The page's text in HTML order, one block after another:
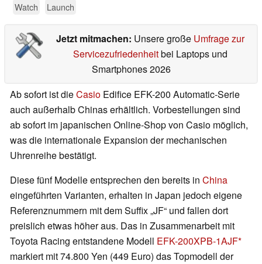
Watch Launch
Jetzt mitmachen: Unsere große Umfrage zur
Servicezufriedenheitbei Laptops und
Smartphones 2026
Ab sofort ist dieCasio Edifice EFK-200 Automatic-Serie
auch außerhalb Chinas erhältlich. Vorbestellungen sind
ab sofort im japanischen Online-Shop von Casio möglich,
was die internationale Expansion der mechanischen
Uhrenreihe bestätigt.
Diese fünf Modelle entsprechen den bereits in China
eingeführten Varianten, erhalten in Japan jedoch eigene
Referenznummern mit dem Suffix „JF“ und fallen dort
preislich etwas höher aus. Das in Zusammenarbeit mit
Toyota Racing entstandene Modell EFK-200XPB-1AJF
markiert mit 74.800 Yen (449 Euro) das Topmodell der